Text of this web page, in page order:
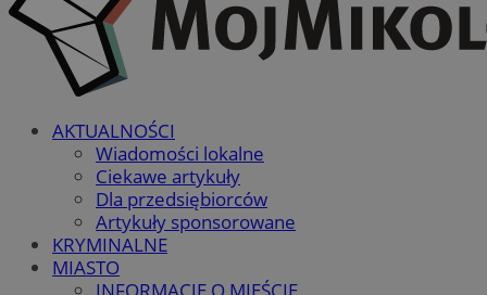
AKTUALNOŚCI
Wiadomości lokalne
Ciekawe artykuły
Dla przedsiębiorców
Artykuły sponsorowane
KRYMINALNE
MIASTO